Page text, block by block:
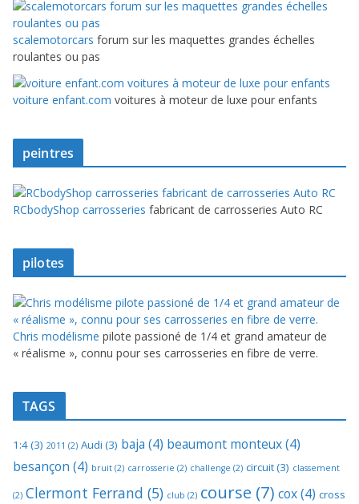
scalemotorcars forum sur les maquettes grandes échelles
roulantes ou pas
voiture enfant.com voitures à moteur de luxe pour enfants
peintres
RCbodyShop carrosseries fabricant de carrosseries Auto RC
pilotes
Chris modélisme pilote passioné de 1/4 et grand amateur de
« réalisme », connu pour ses carrosseries en fibre de verre.
TAGS
1:4(3) 2011 (2) Audi (3) baja (4) beaumont monteux(4)
besançon (4) bruit (2) carrosserie (2) challenge (2) circuit(3) classement
(2) Clermont Ferrand (5) club (2) course (7) cox(4) cross